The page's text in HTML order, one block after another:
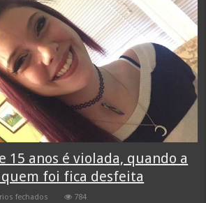
15 anos é violada, quando a
quem foi fica desfeita
fechados 784